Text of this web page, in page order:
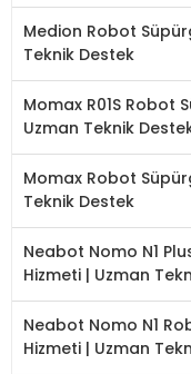
Medion Robot
Teknik Destek
Momax R01S Robot
Uzman Teknik
Momax Robot
Teknik Destek
Neabot Nomo N1
Hizmeti | Uzman
Neabot Nomo N1
Hizmeti | Uzman